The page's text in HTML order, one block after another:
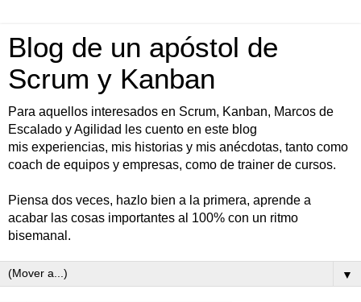
Blog de un apóstol de
Scrum y Kanban
Para aquellos interesados en Scrum, Kanban, Marcos de
Escalado y Agilidad les cuento en este blog
mis experiencias, mis historias y mis anécdotas, tanto como
coach de equipos y empresas, como de trainer de cursos.
Piensa dos veces, hazlo bien a la primera, aprende a
acabar las cosas importantes al 100% con un ritmo
bisemanal.
▼